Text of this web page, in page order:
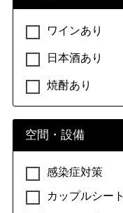
ワインあり
日本酒あり
焼酎あり
空間・設備
感染症対策
カップルシート